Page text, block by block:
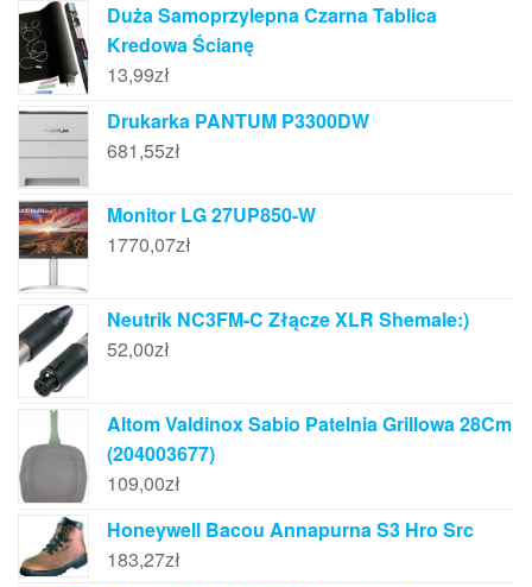
Duża Samoprzylepna Czarna Tablica
Kredowa Ścianę
13,99zł
Drukarka PANTUM P3300DW
681,55zł
Monitor LG 27UP850-W
1770,07zł
Neutrik NC3FM-C Złącze XLR Shemale:)
52,00zł
Altom Valdinox Sabio Patelnia Grillowa 28Cm
(204003677)
109,00zł
Honeywell Bacou Annapurna S3 Hro Src
183,27zł